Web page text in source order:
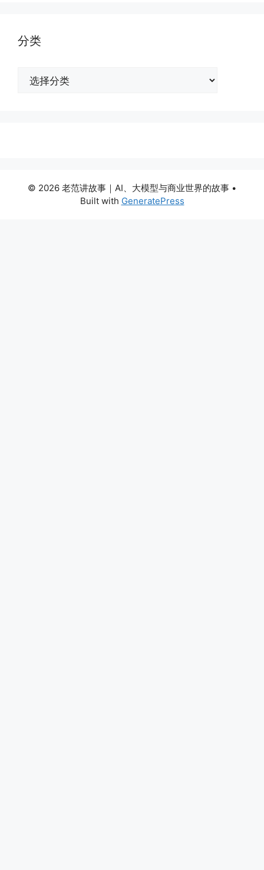
分类
© 2026 老范讲故事｜AI、大模型与商业世界的故事 •
Built with GeneratePress